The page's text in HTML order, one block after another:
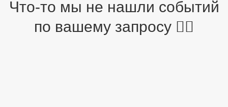
Что-то мы не нашли событий
по вашему запросу 🤷‍♂️